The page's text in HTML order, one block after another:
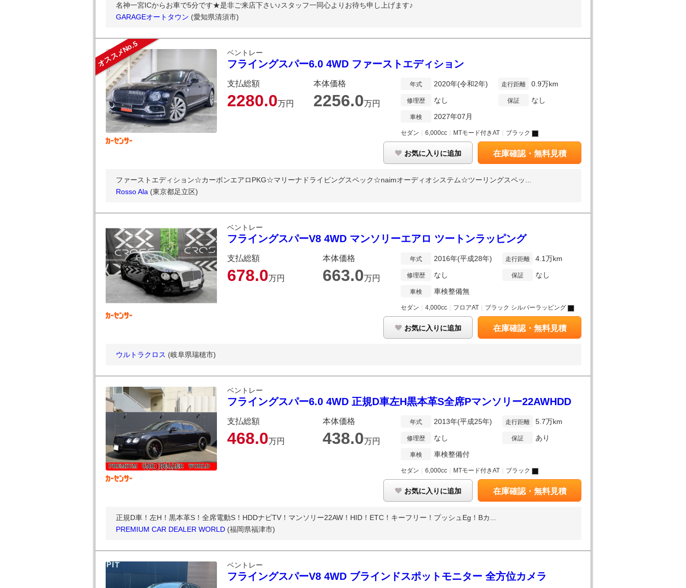
名神一宮ICからお車で5分です★是非ご来店下さい♪スタッフ一同心よりお待ち申し上げます♪
GARAGEオートタウン (愛知県清須市)
オススメNo.5 ベントレー
フライングスパー6.0 4WD ファーストエディション
支払総額
2280.0万円
本体価格
2256.0万円
年式 2020年(令和2年)
修理歴 なし
車検 2027年07月
走行距離 0.9万km
保証 なし
セダン 6,000cc MTモード付きAT ブラック
お気に入りに追加 在庫確認・無料見積
ファーストエディション☆カーボンエアロPKG☆マリーナドライビングスペック☆naimオーディオシステム☆ツーリングスペッ...
Rosso Ala (東京都足立区)
ベントレー
フライングスパーV8 4WD マンソリーエアロ ツートンラッピング
支払総額
678.0万円
本体価格
663.0万円
年式 2016年(平成28年)
修理歴 なし
車検 車検整備無
走行距離 4.1万km
保証 なし
セダン 4,000cc フロアAT ブラック シルバーラッピング
お気に入りに追加 在庫確認・無料見積
ウルトラクロス (岐阜県瑞穂市)
ベントレー
フライングスパー6.0 4WD 正規D車左H黒本革S全席Pマンソリー22AWHDD
支払総額
468.0万円
本体価格
438.0万円
年式 2013年(平成25年)
修理歴 なし
車検 車検整備付
走行距離 5.7万km
保証 あり
セダン 6,000cc MTモード付きAT ブラック
お気に入りに追加 在庫確認・無料見積
正規D車！左H！黒本革S！全席電動S！HDDナビTV！マンソリー22AW！HID！ETC！キーフリー！プッシュEg！Bカ...
PREMIUM CAR DEALER WORLD (福岡県福津市)
ベントレー
フライングスパーV8 4WD ブラインドスポットモニター 全方位カメラ